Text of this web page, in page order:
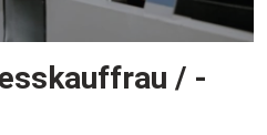
/ -